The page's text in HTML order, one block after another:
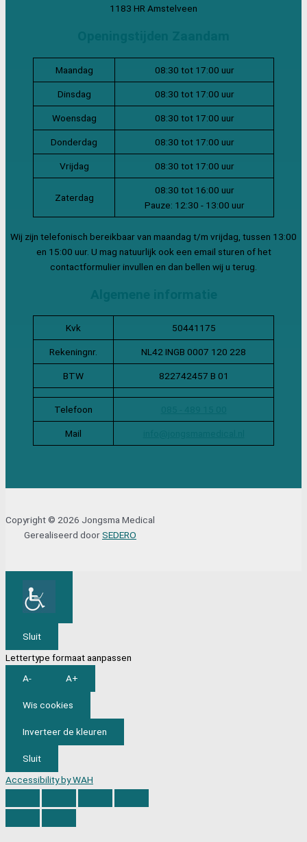
1183 HR Amstelveen
Maandag 08:30 tot 17:00 uur
Dinsdag 08:30 tot 17:00 uur
Woensdag 08:30 tot 17:00 uur
Donderdag 08:30 tot 17:00 uur
Vrijdag 08:30 tot 17:00 uur
Zaterdag
08:30 tot 16:00 uur
Pauze: 12:30 - 13:00 uur
Wij zijn telefonisch bereikbaar van maandag t/m vrijdag, tussen 13:00
en 15:00 uur. U mag natuurlijk ook een email sturen of het
contactformulier invullen en dan bellen wij u terug.
Kvk 50441175
Rekeningnr. NL42 INGB 0007 120 228
BTW 822742457 B 01
Telefoon
Mail
Copyright © 2026 Jongsma Medical
Gerealiseerd doorSEDERO
Sluit
Lettertype formaat aanpassen
A-
A+
Wis cookies
Inverteer de kleuren
Sluit
Accessibility by WAH